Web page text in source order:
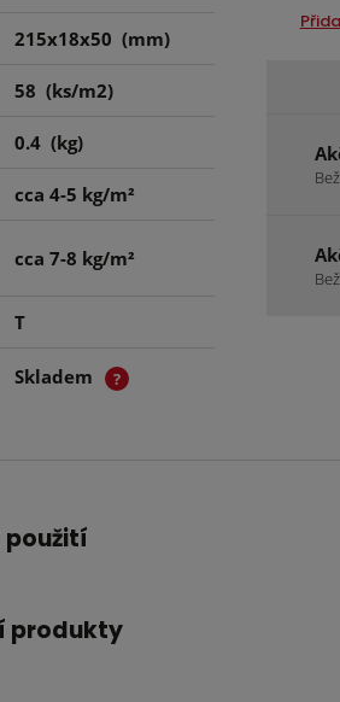
215x18x50(mm)
58(ks/m2)
0.4(kg)
cca 4-5 kg/m²
cca 7-8 kg/m²
T
Skladem ?
použití
produkty